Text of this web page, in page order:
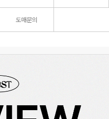
도매문의